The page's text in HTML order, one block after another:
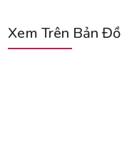
Xem Trên Bản Đồ